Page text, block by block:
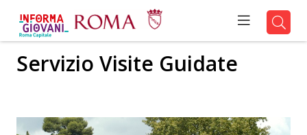
Servizio Visite Guidate